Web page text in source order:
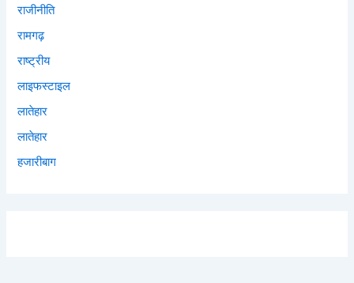
राजीनीति
रामगढ़
राष्ट्रीय
लाइफस्टाइल
लातेहार
लातेहार
हजारीबाग